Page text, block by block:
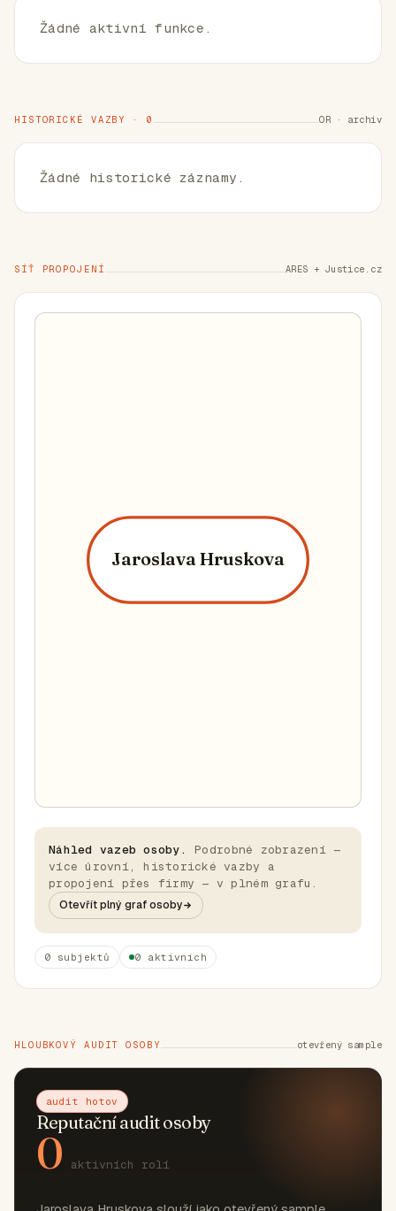
Žádné aktivní funkce.
HISTORICKÉ VAZBY · 0 OR · archiv
Žádné historické záznamy.
SÍŤ PROPOJENÍ ARES + Justice.cz
Jaroslava Hruskova
Náhled vazeb osoby.
Podrobné zobrazení —
více úrovní, historické vazby a
propojení přes firmy — v plném grafu.
Otevřít plný graf osoby
0 subjektů 0 aktivních
HLOUBKOVÝ AUDIT OSOBY otevřený sample
audit hotov
Reputační audit osoby
0 aktivních rolí